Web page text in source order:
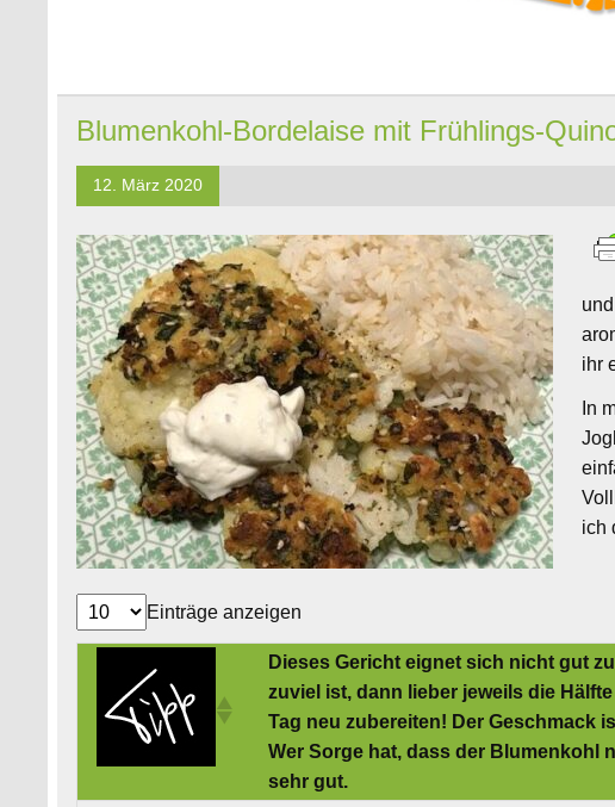
Blumenkohl-Bordelaise mit Frühlings-
12. März 2020
ihr
In
ich
Einträge anzeigen
Dieses Gericht eignet sich nicht gut
zuviel ist, dann lieber jeweils die
Tag neu zubereiten! Der Geschmack
Wer Sorge hat, dass der Blumenkohl
sehr gut.